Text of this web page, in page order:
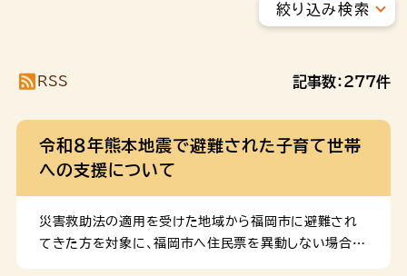
絞り込み検索
RSS 記事数：277件
令和８年熊本地震で避難された子育て世帯
への支援について
災害救助法の適用を受けた地域から福岡市に避難され
てきた方を対象に、福岡市へ住民票を異動しない場合で